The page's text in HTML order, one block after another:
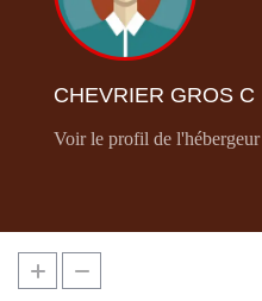
CHEVRIER GROS C
Voir le profil de l'hébergeur